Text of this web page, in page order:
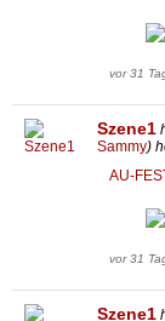
vor 31
Szene1
Sammy)
AU-
vor 31
Szene1